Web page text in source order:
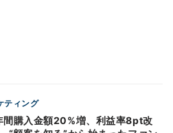
ティング